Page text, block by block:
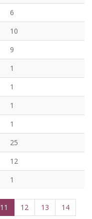
6
10
9
1
1
1
1
25
12
1
11 12 13 14